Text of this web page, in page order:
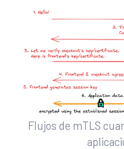
Flujos de mTLS